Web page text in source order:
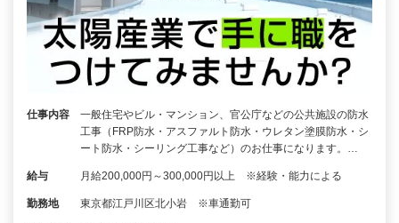
仕事内容
一般住宅やビル・マンション、官公庁などの公共施設の防水
工事（FRP防水・アスファルト防水・ウレタン塗膜防水・シ
ート防水・シーリング工事など）のお仕事になります。…
給与 月給200,000円～300,000円以上 ※経験・能力による
勤務地 東京都江戸川区北小岩 ※車通勤可